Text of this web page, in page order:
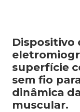
Dispositivo
superfície
sem fio
dinâmica
muscular.